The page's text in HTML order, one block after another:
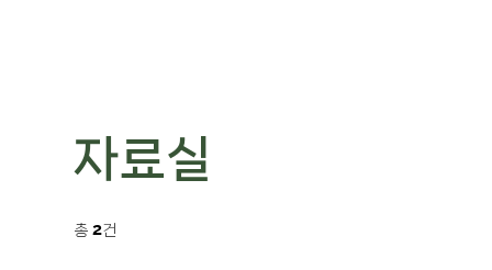
자료실
총2건